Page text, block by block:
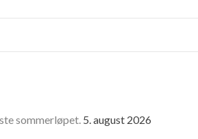
sommerløpet. 5. august 2026